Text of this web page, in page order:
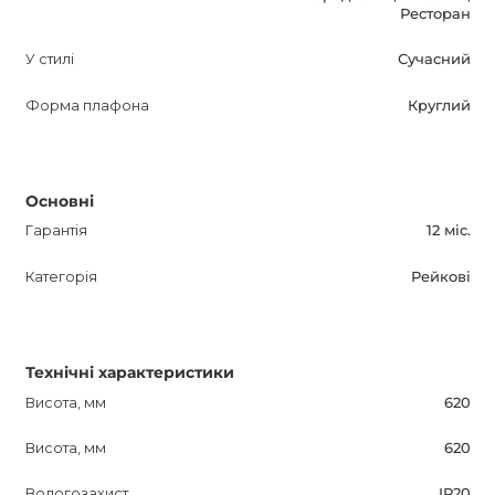
Ресторан
У стилі Сучасний
Форма плафона Круглий
Основні
Гарантія 12 міс.
Категорія Рейкові
Технічні характеристики
Висота, мм 620
Висота, мм 620